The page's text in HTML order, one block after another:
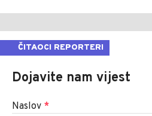
ČITAOCI REPORTERI
Dojavite nam vijest
Naslov *